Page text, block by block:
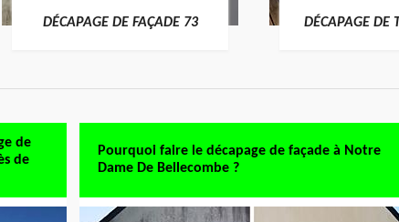
DÉCAPAGE DE FAÇADE 73 DÉCAPAGE DE
de
de
Pourquoi faire le décapage de façade à Notre
Dame De Bellecombe ?